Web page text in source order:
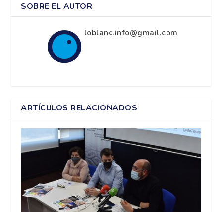
SOBRE EL AUTOR
loblanc.info@gmail.com
ARTÍCULOS RELACIONADOS